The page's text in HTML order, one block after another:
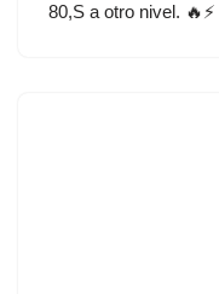
80,S a otro nivel.